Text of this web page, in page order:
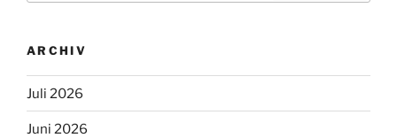
ARCHIV
Juli 2026
Juni 2026